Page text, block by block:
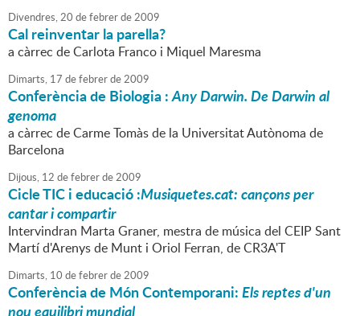
Divendres,20 defebrerde2009
Cal reinventar la parella?
a càrrec de Carlota Franco i Miquel Maresma
Dimarts, 17 defebrerde2009
Conferència de Biologia :Any Darwin. De Darwin al
genoma
a càrrec de Carme Tomàs de la Universitat Autònoma de
Barcelona
Dijous, 12 defebrerde2009
Cicle TIC i educació :Musiquetes.cat: cançons per
cantar i compartir
Intervindran Marta Graner, mestra de música del CEIP Sant
Martí d'Arenys de Munt i Oriol Ferran, de CR3A'T
Dimarts, 10 defebrerde2009
Conferència de Món Contemporani:Els reptes d'un
nou equilibri mundial